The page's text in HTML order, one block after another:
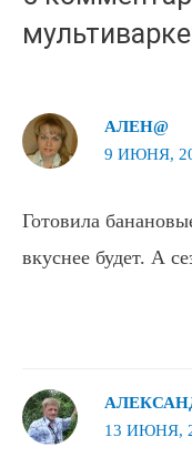
АЛЕН@
9 ИЮНЯ,
Готовила
вкуснее будет. А
13 ИЮНЯ,